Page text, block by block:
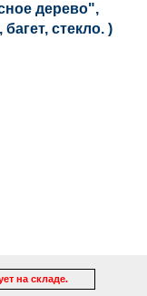
дерево",
стекло. )
на складе.